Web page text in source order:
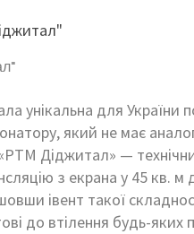
унікальна для України
який не має
Діджитал» —
з екрана у 45 кв. м
івент такої
до втілення будь-яких